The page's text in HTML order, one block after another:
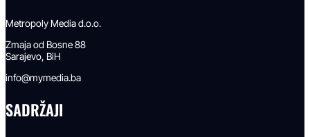
Metropoly Media d.o.o.
Zmaja od Bosne 88
Sarajevo, BiH
info@mymedia.ba
SADRŽAJI